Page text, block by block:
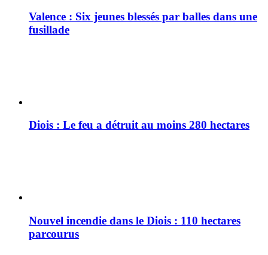
Valence : Six jeunes blessés par balles dans une
fusillade
Diois : Le feu a détruit au moins 280 hectares
Nouvel incendie dans le Diois : 110 hectares
parcourus